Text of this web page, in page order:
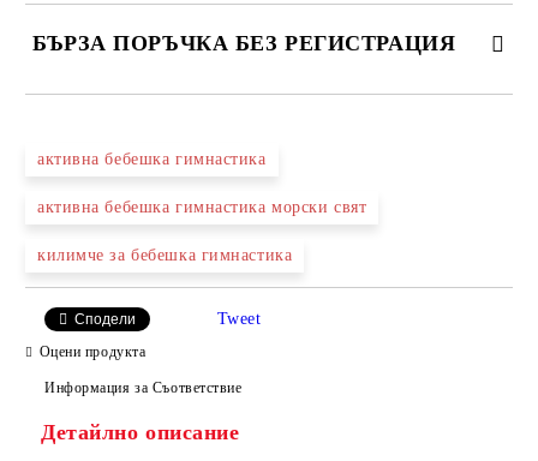
БЪРЗА ПОРЪЧКА БЕЗ РЕГИСТРАЦИЯ
активна бебешка гимнастика
активна бебешка гимнастика морски свят
килимче за бебешка гимнастика
Сподели Tweet
Оцени продукта
Информация за Съответствие
Детайлно описание